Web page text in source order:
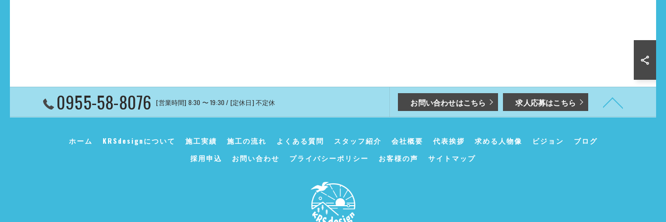
0955-58-8076 [営業時間] 8:30 〜 19:30 / [定休日] 不定休 お問い合わせはこちら 求人応募はこちら
ホーム KRSdesignについて 施工実績 施工の流れ よくある質問 スタッフ紹介 会社概要 代表挨拶 求める人物像 ビジョン
ブログ
採用申込
お問い合わせ プライバシーポリシー お客様の声 サイトマップ